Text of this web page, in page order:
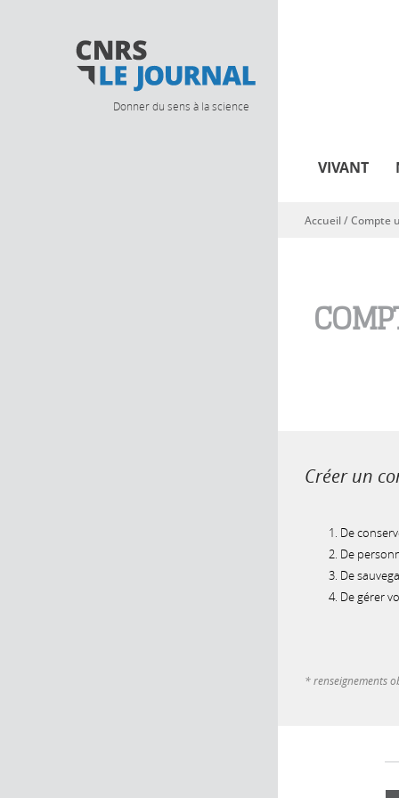
Donner du sens à la science
VIVANT
Vous êtes ici
Accueil/Compte
Créer un
De
De
De
De gérer
* renseignements